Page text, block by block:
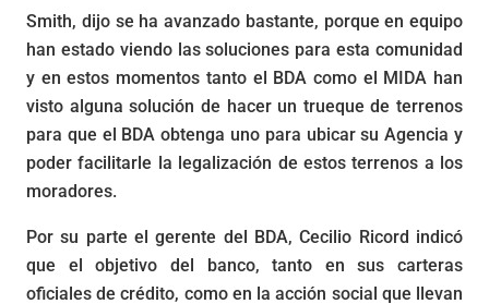
Smith, dijo se ha avanzado bastante, porque en equipo
han estado viendo las soluciones para esta comunidad
y en estos momentos tanto el BDA como el MIDA han
visto alguna solución de hacer un trueque de terrenos
para que el BDA obtenga uno para ubicar su Agencia y
poder facilitarle la legalización de estos terrenos a los
moradores.
Por su parte el gerente del BDA, Cecilio Ricord indicó
que el objetivo del banco, tanto en sus carteras
oficiales de crédito, como en la acción social que llevan